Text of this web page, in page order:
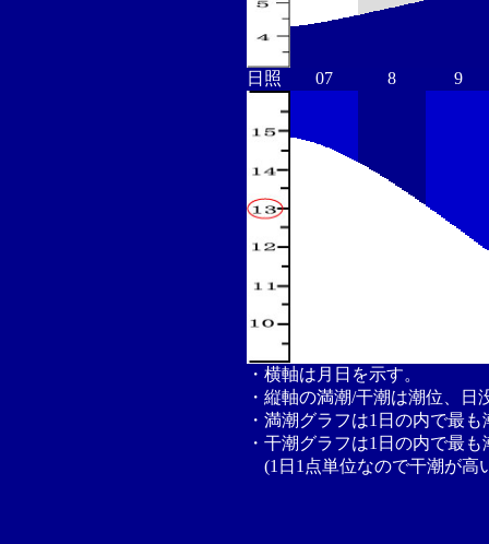
日照 07 8 9
・横軸は月日を示す。
・縦軸の満潮/干潮は潮位、
・満潮グラフは1日の内で最
・干潮グラフは1日の内で最
(1日1点単位なので干潮が高